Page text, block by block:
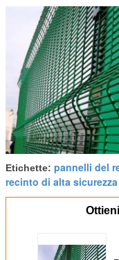
Etichette: pannelli del
recinto di alta sicurezza